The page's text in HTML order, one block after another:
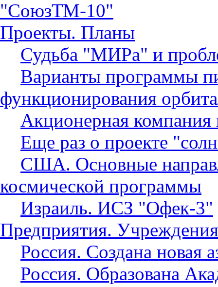
"CoюзТМ-10"
Проекты. Планы
Судьба "МИРа" и
Варианты программы
функционирования
Акционерная
Еще раз о проекте
США. Основные
космической программы
Израиль. ИСЗ "Офек-3"
Предприятия.
Россия. Создана новая
Россия. Образована